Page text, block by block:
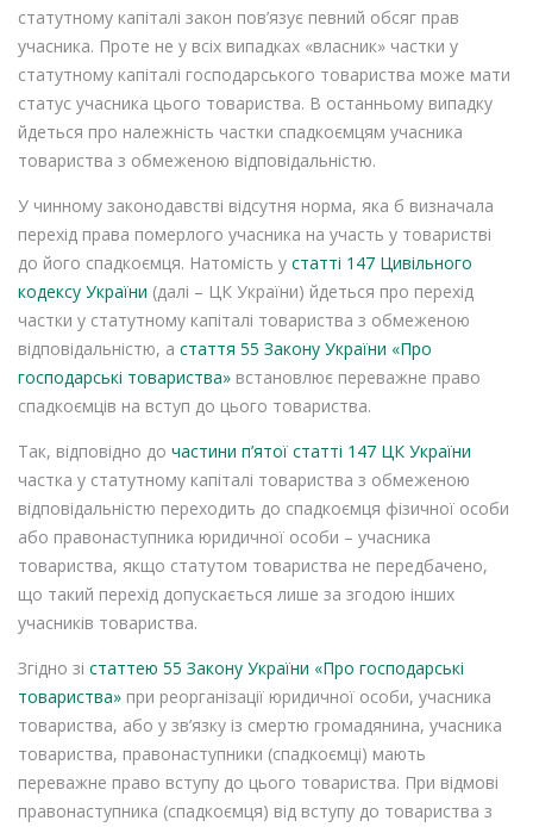
статутному капіталі закон пов’язує певний обсяг прав
учасника. Проте не у всіх випадках «власник» частки у
статутному капіталі господарського товариства може мати
статус учасника цього товариства. В останньому випадку
йдеться про належність частки спадкоємцям учасника
товариства з обмеженою відповідальністю.
У чинному законодавстві відсутня норма, яка б визначала
перехід права померлого учасника на участь у товаристві
до його спадкоємця. Натомість у статті 147 Цивільного
кодексу України (далі – ЦК України) йдеться про перехід
частки у статутному капіталі товариства з обмеженою
відповідальністю, а стаття 55 Закону України «Про
господарські товариства» встановлює переважне право
спадкоємців на вступ до цього товариства.
Так, відповідно до частини п’ятої статті 147 ЦК України
частка у статутному капіталі товариства з обмеженою
відповідальністю переходить до спадкоємця фізичної особи
або правонаступника юридичної особи – учасника
товариства, якщо статутом товариства не передбачено,
що такий перехід допускається лише за згодою інших
учасників товариства.
Згідно зі статтею 55 Закону України «Про господарські
товариства» при реорганізації юридичної особи, учасника
товариства, або у зв’язку із смертю громадянина, учасника
товариства, правонаступники (спадкоємці) мають
переважне право вступу до цього товариства. При відмові
правонаступника (спадкоємця) від вступу до товариства з